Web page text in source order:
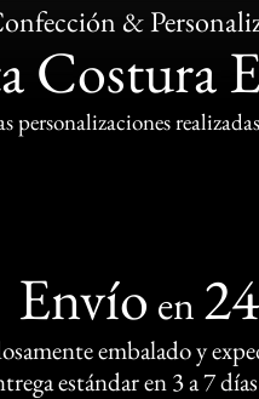
&
Costura
personalizaciones
Envío en
embalado y
estándar en 3 a 7